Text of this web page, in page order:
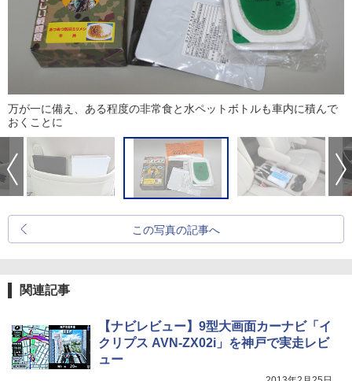
万が一に備え、ある程度の非常食と水ペットボトルも車内に積んで
おくことに
この写真の記事へ
関連記事
【ナビレビュー】9型大画面カーナビ「イ
クリプス AVN-ZX02i」を神戸で実走レビ
ュー